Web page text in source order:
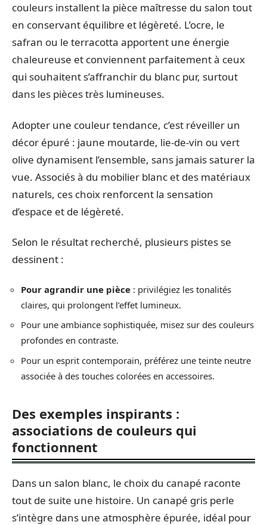
couleurs installent la pièce maîtresse du salon tout
en conservant équilibre et légèreté. L’ocre, le
safran ou le terracotta apportent une énergie
chaleureuse et conviennent parfaitement à ceux
qui souhaitent s’affranchir du blanc pur, surtout
dans les pièces très lumineuses.
Adopter une couleur tendance, c’est réveiller un
décor épuré : jaune moutarde, lie-de-vin ou vert
olive dynamisent l’ensemble, sans jamais saturer la
vue. Associés à du mobilier blanc et des matériaux
naturels, ces choix renforcent la sensation
d’espace et de légèreté.
Selon le résultat recherché, plusieurs pistes se
dessinent :
Pour agrandir une pièce : privilégiez les tonalités
claires, qui prolongent l’effet lumineux.
Pour une ambiance sophistiquée, misez sur des couleurs
profondes en contraste.
Pour un esprit contemporain, préférez une teinte neutre
associée à des touches colorées en accessoires.
Des exemples inspirants :
associations de couleurs qui
fonctionnent
Dans un salon blanc, le choix du canapé raconte
tout de suite une histoire. Un canapé gris perle
s’intègre dans une atmosphère épurée, idéal pour